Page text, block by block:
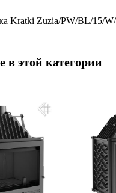
Kratki Zuzia/PW/BL/15/W/
этой категории